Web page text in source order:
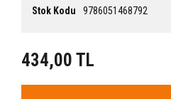
Stok Kodu 9786051468792
434,00 TL